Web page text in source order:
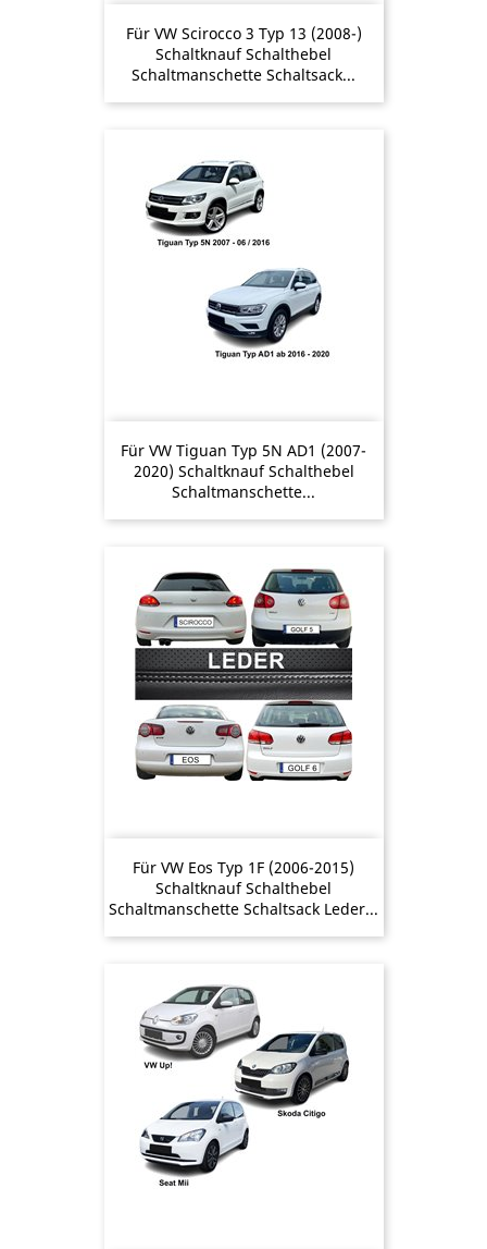
Für VW Scirocco 3 Typ 13 (2008-)
Schaltknauf Schalthebel
Schaltmanschette Schaltsack...
Für VW Tiguan Typ 5N AD1 (2007-
2020) Schaltknauf Schalthebel
Schaltmanschette...
Für VW Eos Typ 1F (2006-2015)
Schaltknauf Schalthebel
Schaltmanschette Schaltsack Leder...